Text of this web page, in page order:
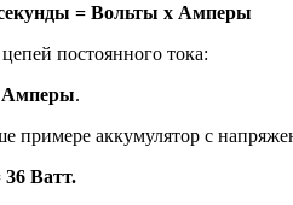
= Вольты х Амперы
постоянного тока:
Амперы.
примере аккумулятор с
36 Ватт.